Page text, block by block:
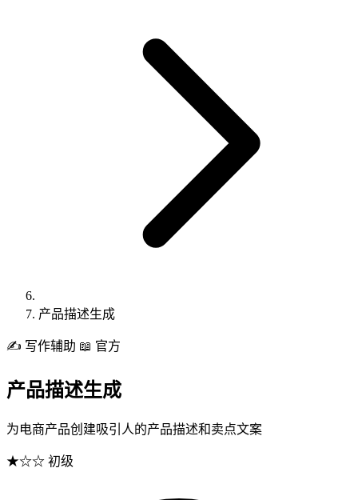
产品描述生成
✍️ 写作辅助 📖 官方
产品描述生成
为电商产品创建吸引人的产品描述和卖点文案
★☆☆ 初级